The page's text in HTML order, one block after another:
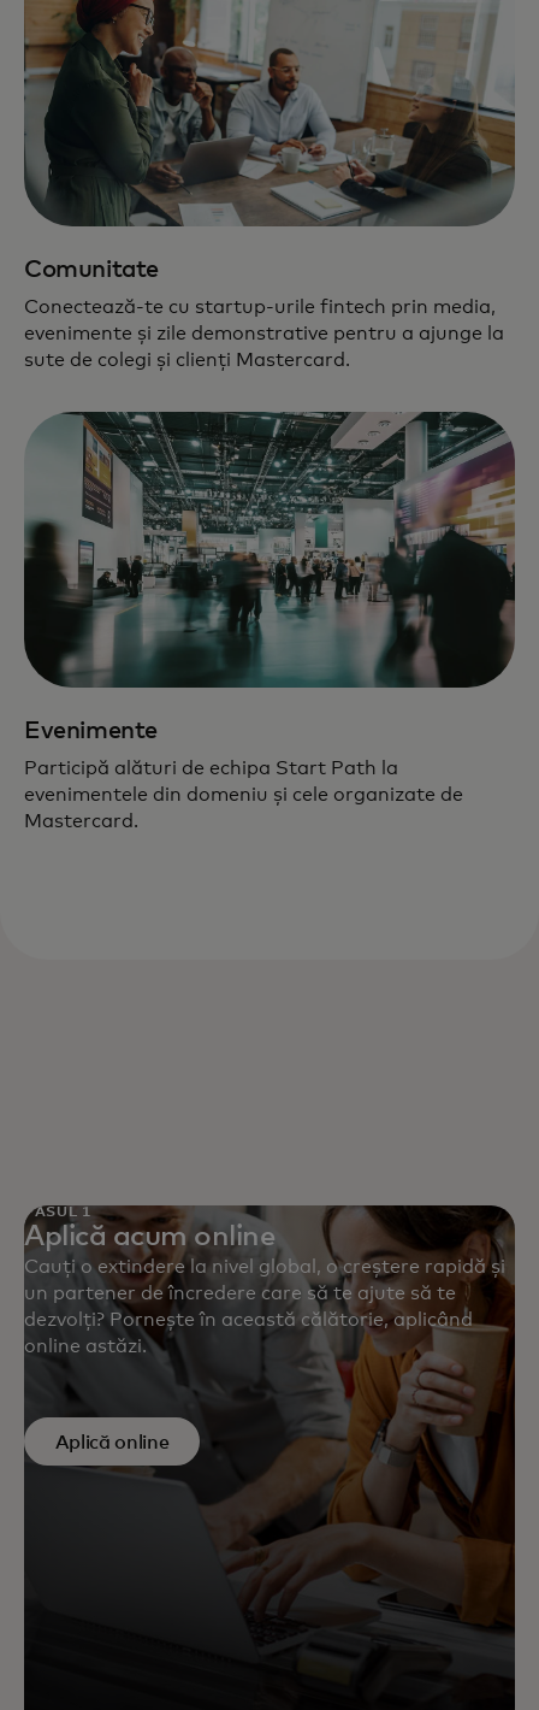
Comunitate
Conectează-te cu startup-urile fintech prin media,
evenimente și zile demonstrative pentru a ajunge la
sute de colegi și clienți Mastercard.
Evenimente
Participă alături de echipa Start Path la
evenimentele din domeniu și cele organizate de
Mastercard.
PASUL 1
Aplică acum online
Cauți o extindere la nivel global, o creștere rapidă și
un partener de încredere care să te ajute să te
dezvolți? Pornește în această călătorie, aplicând
online astăzi.
Aplică online